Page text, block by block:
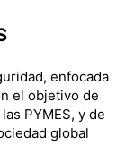
enfocada
el objetivo de
PYMES, y de
global